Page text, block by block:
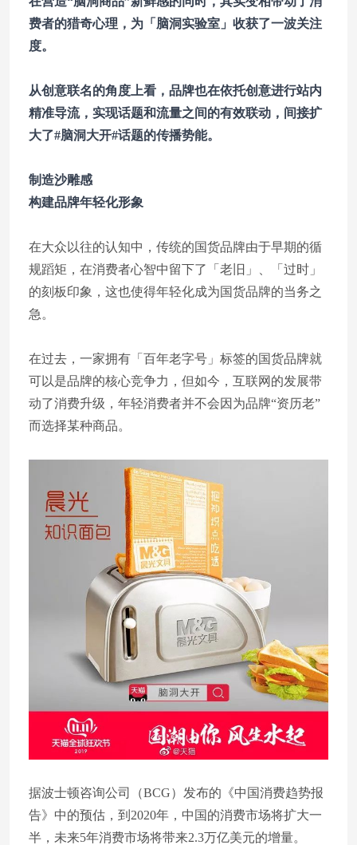
费者的猎奇心理，为「脑洞实验室」收获了一波关注
度。
从创意联名的角度上看，品牌也在依托创意进行站内
精准导流，实现话题和流量之间的有效联动，间接扩
大了#脑洞大开#话题的传播势能。
制造沙雕感
构建品牌年轻化形象
在大众以往的认知中，传统的国货品牌由于早期的循
规蹈矩，在消费者心智中留下了「老旧」、「过时」
的刻板印象，这也使得年轻化成为国货品牌的当务之
急。
在过去，一家拥有「百年老字号」标签的国货品牌就
可以是品牌的核心竞争力，但如今，互联网的发展带
动了消费升级，年轻消费者并不会因为品牌“资历老”
而选择某种商品。
据波士顿咨询公司（BCG）发布的《中国消费趋势报
告》中的预估，到2020年，中国的消费市场将扩大一
半，未来5年消费市场将带来2.3万亿美元的增量。